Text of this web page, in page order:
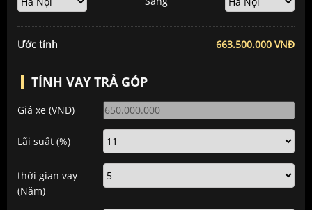
Ước tính 663.500.000 VNĐ
TÍNH VAY TRẢ GÓP
Giá xe (VND)
Lãi suất (%)
thời gian vay
(Năm)